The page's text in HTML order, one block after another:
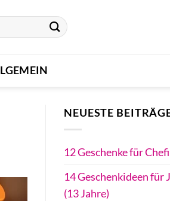
NEUESTE
12 Geschenke für
14 Geschenkideen für
(13 Jahre)